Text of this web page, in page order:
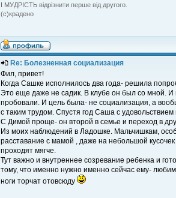
I МУДРIСТЬ вiдрiзнити перше вiд другого.
(с)крадено
Re: Болезненная социализация
Фил, привет!
Когда Сашке исполнилось два года- решила
Это еще даже не садик. В клубе он был со мной. И
пробовали. И цель была- не социализация, а
с таким трудом. Спустя год Саша с
С Димой проще- он второй в семье и переход в
Из моих наблюдений в Ладошке. Мальчишкам,
расставание с мамой , даже на небольшой
проходят мягче.
Тут важно и внутреннее созревание ребенка и
тому, что именно нужно именно сейчас ему-
ноги торчат отовсюду